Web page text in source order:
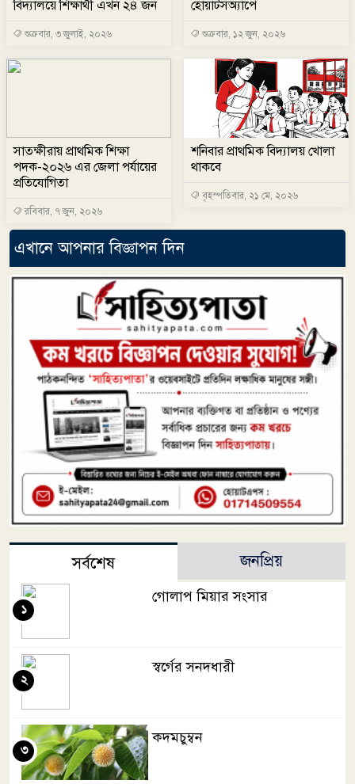
বিদ্যালয়ে শিক্ষার্থী এখন ২৪ জন
শুক্রবার, ৩ জুলাই, ২০২৬
হোয়াটসঅ্যাপে
শুক্রবার, ১২ জুন, ২০২৬
সাতক্ষীরায় প্রাথমিক শিক্ষা
পদক-২০২৬ এর জেলা পর্যায়ের
প্রতিযোগিতা
রবিবার, ৭ জুন, ২০২৬
শনিবার প্রাথমিক বিদ্যালয় খোলা
থাকবে
বৃহস্পতিবার, ২১ মে, ২০২৬
এখানে আপনার বিজ্ঞাপন দিন
সর্বশেষ জনপ্রিয়
গোলাপ মিয়ার সংসার
১
স্বর্গের সনদধারী
২
কদমচুম্বন
৩